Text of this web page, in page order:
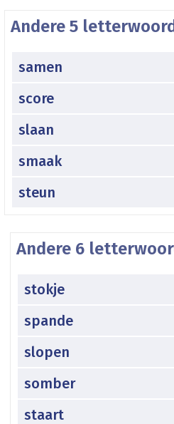
Andere 5
samen
score
slaan
smaak
steun
Andere 6
stokje
spande
slopen
somber
staart